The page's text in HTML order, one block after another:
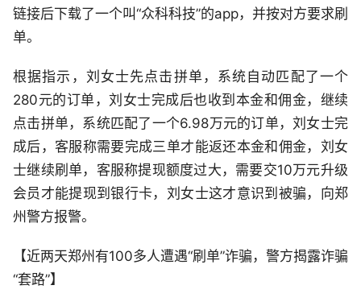
链接后下载了一个叫“众科科技”的app，并按对方要求刷
单。
根据指示，刘女士先点击拼单，系统自动匹配了一个
280元的订单，刘女士完成后也收到本金和佣金，继续
点击拼单，系统匹配了一个6.98万元的订单，刘女士完
成后，客服称需要完成三单才能返还本金和佣金，刘女
士继续刷单，客服称提现额度过大，需要交10万元升级
会员才能提现到银行卡，刘女士这才意识到被骗，向郑
州警方报警。
【近两天郑州有100多人遭遇“刷单”诈骗，警方揭露诈骗
“套路”】